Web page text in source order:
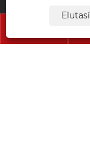
Lishan,